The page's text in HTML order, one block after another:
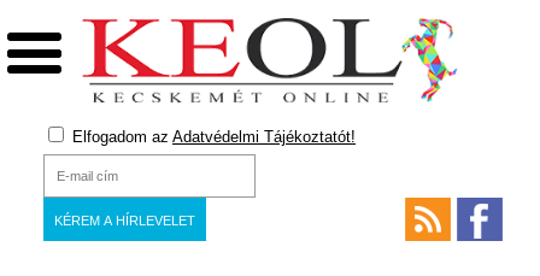
Elfogadom az Adatvédelmi Tájékoztatót!